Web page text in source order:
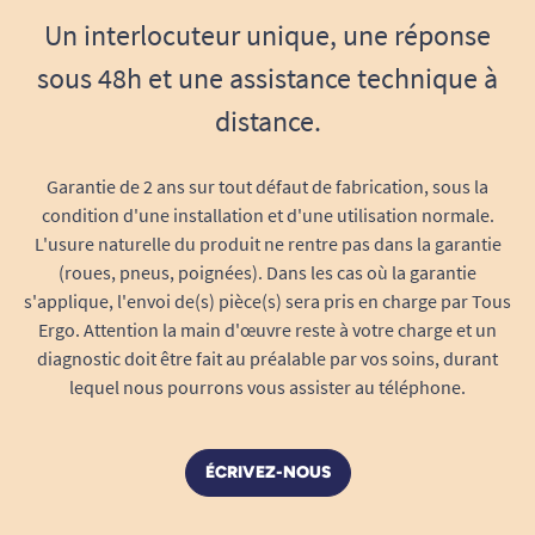
accrocher les cheveux, créer des plis visibles au
réveil ou donner une sensation moins agréable
répond à
ce besoin simple : rendre le contact avec
Elle convient très bien aux personnes qui
veulent améliorer leur confort de sommeil sans
changer toute leur literie.
Un contact doux pour la peau
La soie est appréciée pour son toucher lisse. Sur
une peau mature, sèche ou facilement marquée,
confortable qu’une taie plus rêche. La taie
accompagne les nuits avec un contact délicat
Un interlocuteur unique, une réponse
sous 48h et une assistance technique à
distance.
Garantie de 2 ans sur tout défaut de fabrication, sous la
condition d'une installation et d'une utilisation normale.
L'usure naturelle du produit ne rentre pas dans la garantie
(roues, pneus, poignées). Dans les cas où la garantie
s'applique, l'envoi de(s) pièce(s) sera pris en charge par Tous
Ergo. Attention la main d'œuvre reste à votre charge et un
diagnostic doit être fait au préalable par vos soins, durant
lequel nous pourrons vous assister au téléphone.
ÉCRIVEZ-NOUS